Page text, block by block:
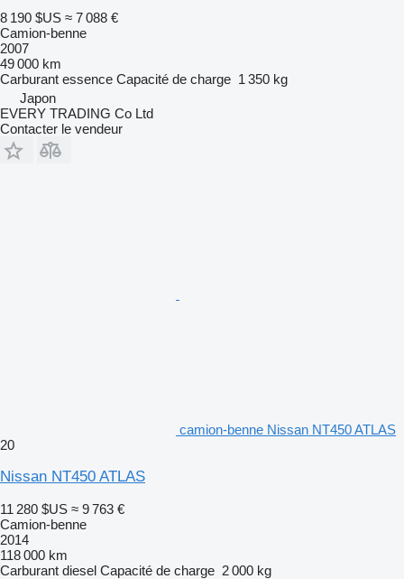
8 190 $US ≈ 7 088 €
Camion-benne
2007
49 000 km
Carburant essence Capacité de charge 1 350 kg
Japon
EVERY TRADING Co Ltd
Contacter le vendeur
camion-benne Nissan NT450 ATLAS
20
Nissan NT450 ATLAS
11 280 $US ≈ 9 763 €
Camion-benne
2014
118 000 km
Carburant diesel Capacité de charge 2 000 kg